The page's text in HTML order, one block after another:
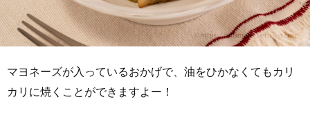
マヨネーズが入っているおかげで、油をひかなくてもカリ
カリに焼くことができますよー！